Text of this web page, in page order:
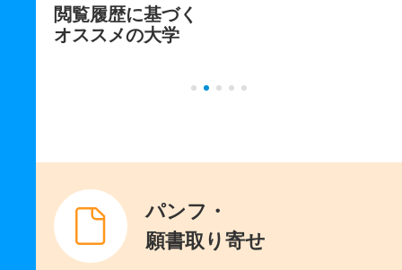
閲覧履歴に基づく
オススメの大学
パンフ・
願書取り寄せ